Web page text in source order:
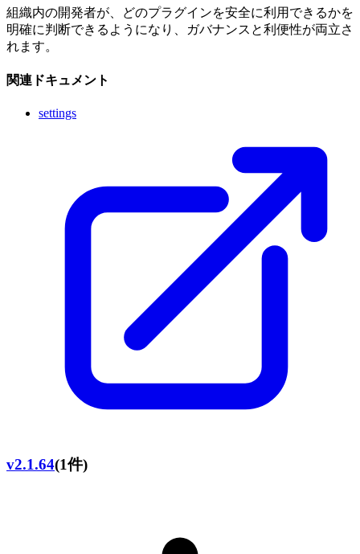
組織内の開発者が、どのプラグインを安全に利用できるかを
明確に判断できるようになり、ガバナンスと利便性が両立さ
れます。
関連ドキュメント
settings
v2.1.64(1件)